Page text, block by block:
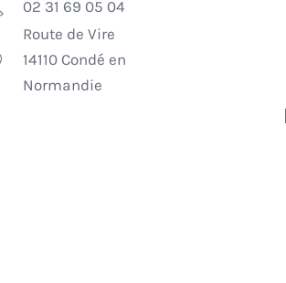
02 31 69 05 04
Route de Vire
14110 Condé en
Normandie